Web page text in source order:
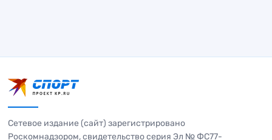
Сетевое издание (сайт) зарегистрировано
Роскомнадзором, свидетельство серия Эл № ФС77-